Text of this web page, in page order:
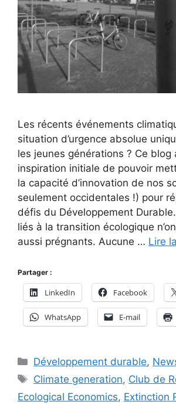
Les récents événements
situation d’urgence absolue
les jeunes générations ? Ce blog
inspiration initiale de pouvoir
la capacité d’innovation de nos
seulement occidentales !) pour
défis du Développement
liés à la transition écologique
aussi prégnants. Aucune … Lire
Partager :
LinkedIn Facebook
WhatsApp E-mail
Catégories
Développement durable,
Étiquettes
Climate generation, Club de
Ecological Economics, Extinction